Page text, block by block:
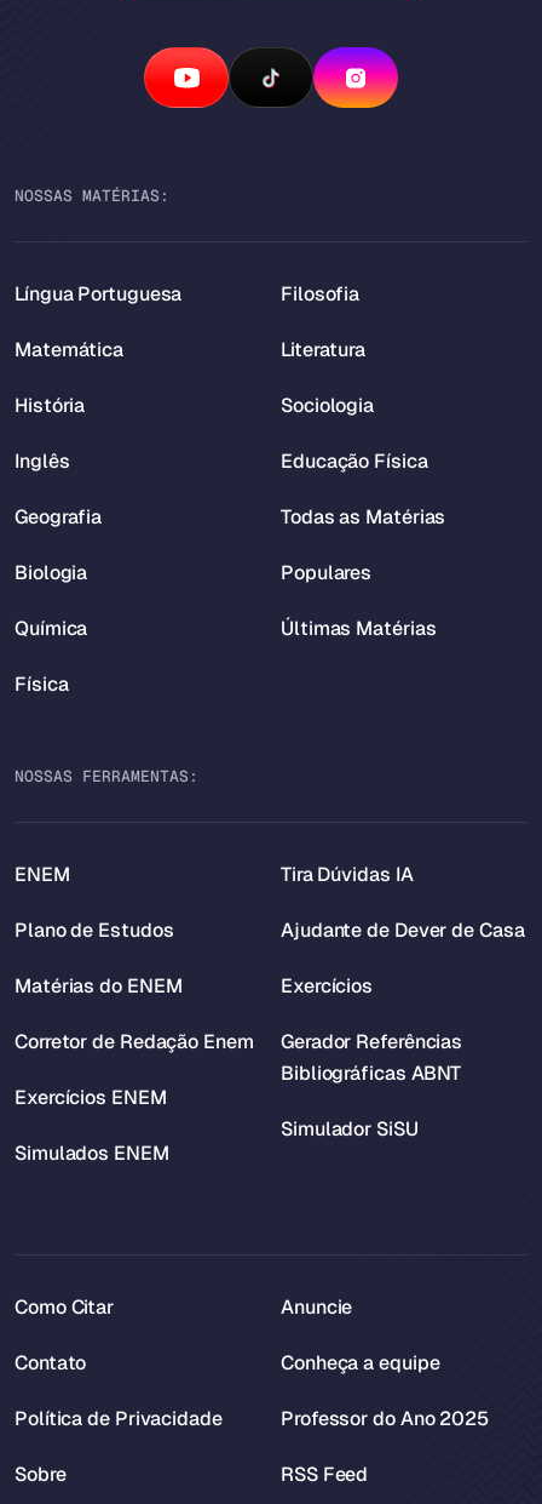
NOSSAS MATÉRIAS:
Língua Portuguesa
Matemática
História
Inglês
Geografia
Biologia
Química
Física
Filosofia
Literatura
Sociologia
Educação Física
Todas as Matérias
Populares
Últimas Matérias
NOSSAS FERRAMENTAS:
ENEM
Plano de Estudos
Matérias do ENEM
Corretor de Redação Enem
Exercícios ENEM
Simulados ENEM
Tira Dúvidas IA
Ajudante de Dever de Casa
Exercícios
Gerador Referências
Bibliográficas ABNT
Simulador SiSU
Como Citar
Contato
Política de Privacidade
Sobre
Anuncie
Conheça a equipe
Professor do Ano 2025
RSS Feed